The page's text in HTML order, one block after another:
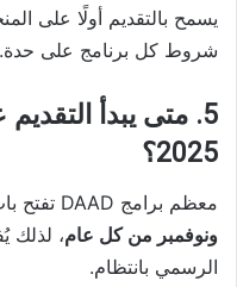
يسمح بالتقديم أولًا على
شروط كل برنامج على حدة.
2025؟
معظم برامج DAAD تفتح باب التقديم بين شهري
ونوفمبر من كل عام، لذلك
الرسمي بانتظام.